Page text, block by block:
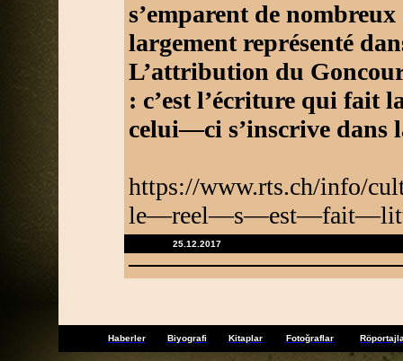
s’emparent de
largement représenté
L’attribution du
: c’est l’écriture qui fait
celui—ci s’inscrive dans
https://www.rts.ch/info/
25.12.2017
Haberler Biyografi Kitaplar Fotoğraflar